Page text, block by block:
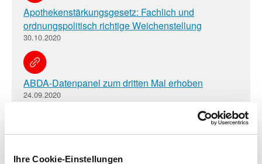
Ihre Cookie-Einstellungen
Apothekenstärkungsgesetz: Fachlich und
ordnungspolitisch richtige Weichenstellung
30.10.2020
ABDA-Datenpanel zum dritten Mal erhoben
24.09.2020